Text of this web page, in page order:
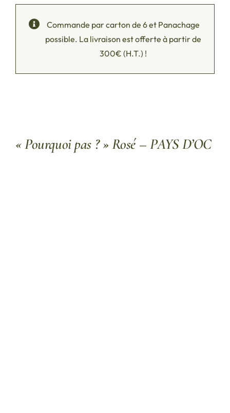
Commande par carton de 6 et Panachage
possible. La livraison est offerte à partir de
300€ (H.T.) !
« Pourquoi pas ? » Rosé – PAYS D’OC